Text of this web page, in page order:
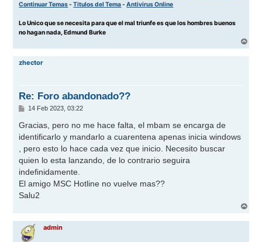
Continuar Temas-Titulos del Tema-Antivirus Online
Lo Unico que se necesita para que el mal triunfe es que los hombres buenos
no hagan nada, Edmund Burke
r
zhector
Re: Foro abandonado??
M
n
s
a
e
14 Feb 2023, 03:22
Gracias, pero no me hace falta, el mbam se encarga de
identificarlo y mandarlo a cuarentena apenas inicia windows
, pero esto lo hace cada vez que inicio. Necesito buscar
quien lo esta lanzando, de lo contrario seguira
indefinidamente.
El amigo MSC Hotline no vuelve mas??
Salu2
r
admin